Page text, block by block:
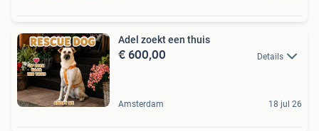
Adel zoekt een thuis
€ 600,00 Details
Amsterdam 18 jul 26